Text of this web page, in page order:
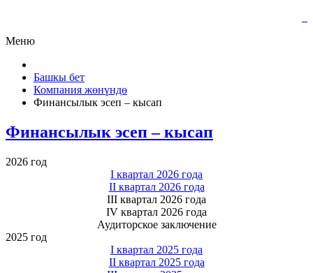
Меню
Башкы бет
Компания жөнүндө
Финансылык эсеп – кысап
Финансылык эсеп – кысап
2026 год
I квартал 2026 года
II квартал 2026 года
III квартал 2026 года
IV квартал 2026 года
Аудиторское заключение
2025 год
I квартал 2025 года
II квартал 2025 года